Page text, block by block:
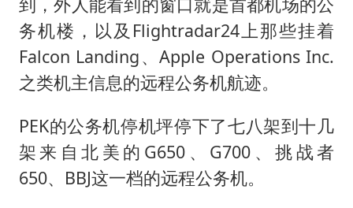
务机楼，以及Flightradar24上那些挂着
Falcon Landing、Apple Operations Inc.
之类机主信息的远程公务机航迹。
PEK的公务机停机坪停下了七八架到十几
架来自北美的G650、G700、挑战者
650、BBJ这一档的远程公务机。